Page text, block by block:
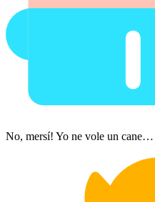
No, mersí! Yo ne vole un cane…